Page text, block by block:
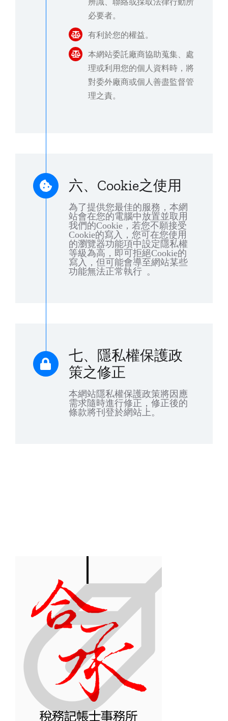
必要者。
有利於您的權益。
本網站委託廠商協助蒐集、處
理或利用您的個人資料時，將
對委外廠商或個人善盡監督管
理之責。
六、Cookie之使用
為了提供您最佳的服務，本網
站會在您的電腦中放置並取用
我們的Cookie，若您不願接受
Cookie的寫入，您可在您使用
的瀏覽器功能項中設定隱私權
等級為高，即可拒絕Cookie的
寫入，但可能會導至網站某些
功能無法正常執行 。
七、隱私權保護政
策之修正
本網站隱私權保護政策將因應
需求隨時進行修正，修正後的
條款將刊登於網站上。